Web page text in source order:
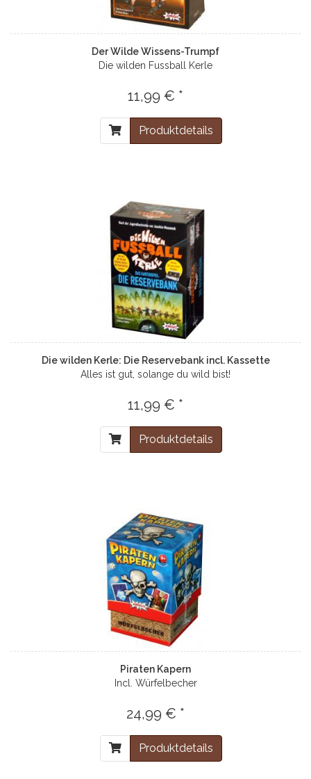
Der Wilde Wissens-Trumpf
Die wilden Fussball Kerle
11,99 € *
Produktdetails
Die wilden Kerle: Die Reservebank incl. Kassette
Alles ist gut, solange du wild bist!
11,99 € *
Produktdetails
Piraten Kapern
Incl. Würfelbecher
24,99 € *
Produktdetails